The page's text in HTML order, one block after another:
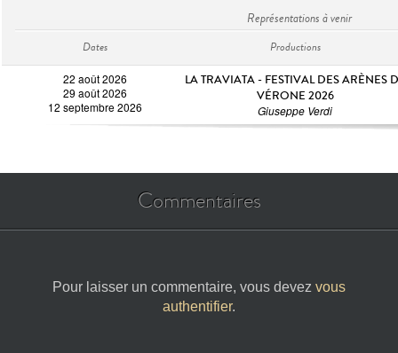
Représentations à venir
Dates Productions
22 août 2026
29 août 2026
12 septembre 2026
LA TRAVIATA - FESTIVAL DES ARÈNES
VÉRONE 2026
Giuseppe Verdi
Commentaires
Pour laisser un commentaire, vous devez vous
authentifier.